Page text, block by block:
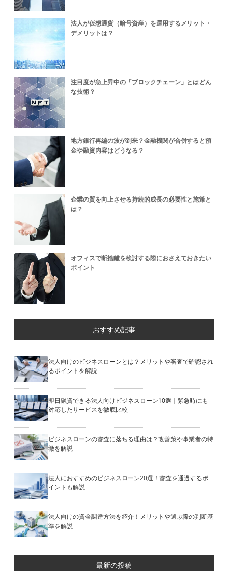
法人が仮想通貨（暗号資産）を運用するメリット・
デメリットは？
注目度が急上昇中の「ブロックチェーン」とはどん
な技術？
地方銀行再編の波が到来？金融機関が合併すると預
金や融資内容はどうなる？
企業の質を向上させる持続的成長の必要性と施策と
は？
オフィスで断捨離を検討する際におさえておきたい
ポイント
おすすめ記事
法人向けのビジネスローンとは？メリットや審査で確認され
るポイントを解説
即日融資できる法人向けビジネスローン10選｜緊急時にも
対応したサービスを徹底比較
ビジネスローンの審査に落ちる理由は？改善策や事業者の特
徴を解説
法人におすすめのビジネスローン20選！審査を通過するポ
イントも解説
法人向けの資金調達方法を紹介！メリットや選ぶ際の判断基
準を解説
最新の投稿